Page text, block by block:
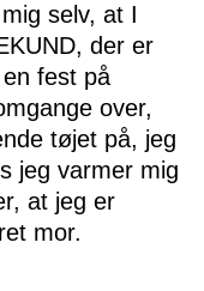
selv, at I
der er
fest på
over,
tøjet på, jeg
jeg varmer mig
at jeg er
mor.